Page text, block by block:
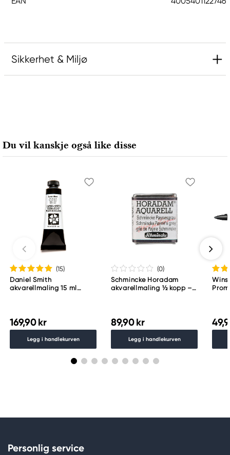
Sikkerhet & Miljø
90546 Stein, Germany
info@Faber-Castell.de
Du vil kanskje også like disse
(15)
Daniel Smith
akvarellmaling 15 ml
169,90 kr
Legg i handlekurven
(0)
Schmincke Horadam
akvarellmaling ½ kopp –
89,90 kr
Legg i handlekurven
Personlig service